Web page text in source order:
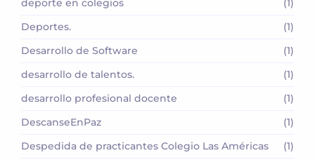
deporte en colegios
(1)
Deportes.
(1)
Desarrollo de Software
(1)
desarrollo de talentos.
(1)
desarrollo profesional docente
(1)
DescanseEnPaz
(1)
Despedida de practicantes Colegio Las Américas
(1)